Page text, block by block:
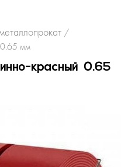
/
0.65 мм
красный 0.65